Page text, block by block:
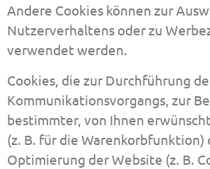
Andere Cookies können zur
Nutzerverhaltens oder zu
verwendet werden.
Cookies, die zur Durchführung
Kommunikationsvorgangs, zur
bestimmter, von Ihnen
(z. B. für die Warenkorbfunktion)
Optimierung der Website (z. B.